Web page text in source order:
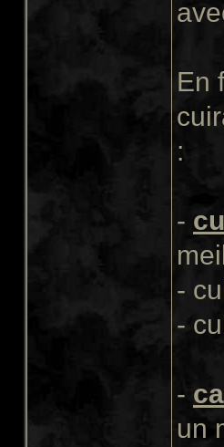
En
:
-
-
-
-
un